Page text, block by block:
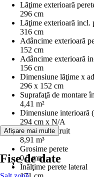
Lăţime exterioară
296 cm
Lăţime exterioară incl.
316 cm
Adâncime exterioară
152 cm
Adâncime exterioară
156 cm
Dimensiune lăţime x
296 x 152 cm
Suprafaţă de montare
4,41 m²
Dimensiune interioară
294 cm x N/A
Volum construit
8,91 m³
Grosime perete
0,5 mm
Înălţime perete lateral
Afișare mai multe
Fișe de date